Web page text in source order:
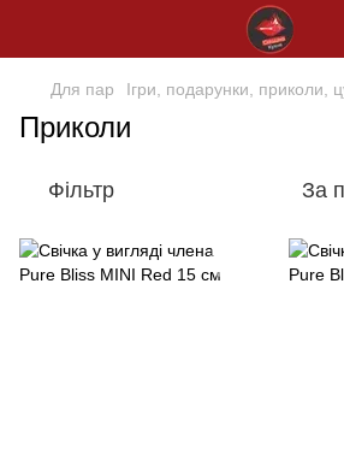
Для пар Ігри, подарунки, приколи,
Приколи
Фільтр За